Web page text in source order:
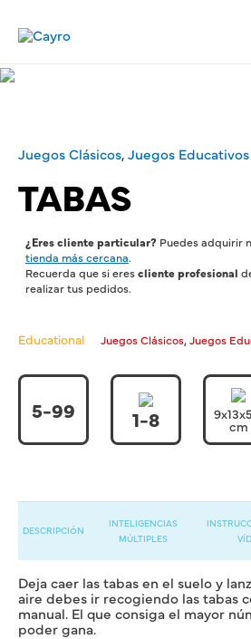
contenido
Juegos Clásicos,Juegos Educativos
TABAS
¿Eres cliente particular? Puedes adquirir
tienda más cercana.
Recuerda que si erescliente profesional
realizar tus pedidos.
Educational Juegos Clásicos,Juegos
5-99 1-8 cm
DESCRIPCIÓN
INTELIGENCIAS
MÚLTIPLES
Deja caer las tabas en el suelo y
aire debes ir recogiendo las tabas
manual. El que consiga el mayor
poder gana.